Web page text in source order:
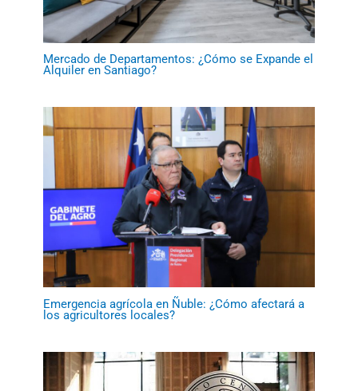
Mercado de Departamentos: ¿Cómo se Expande el
Alquiler en Santiago?
Emergencia agrícola en Ñuble: ¿Cómo afectará a
los agricultores locales?